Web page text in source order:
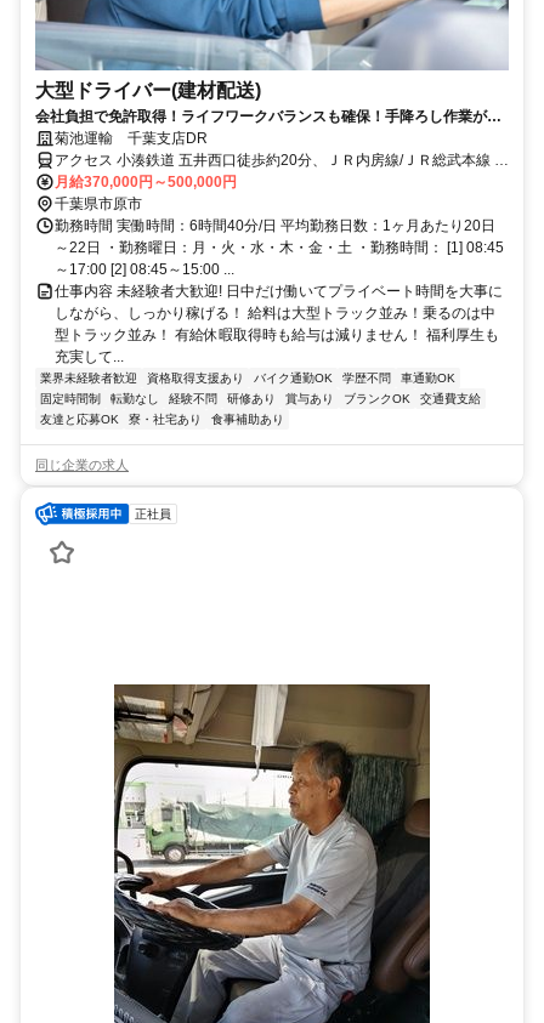
大型ドライバー(建材配送)
会社負担で免許取得！ライフワークバランスも確保！手降ろし作業がな
いのでシニアも活躍中です！
菊池運輸 千葉支店DR
アクセス 小湊鉄道 五井西口徒歩約20分、ＪＲ内房線/ＪＲ総武本線 五
井西口徒歩約20分、連絡バス 五井西口徒歩約20分 五井駅より車で10
分
月給370,000円～500,000円
千葉県市原市
勤務時間 実働時間：6時間40分/日 平均勤務日数：1ヶ月あたり20日
～22日 ・勤務曜日：月・火・水・木・金・土 ・勤務時間： [1] 08:45
～17:00 [2] 08:45～15:00 ...
仕事内容 未経験者大歓迎! 日中だけ働いてプライベート時間を大事に
しながら、しっかり稼げる！ 給料は大型トラック並み！乗るのは中
型トラック並み！ 有給休暇取得時も給与は減りません！ 福利厚生も
充実して...
業界未経験者歓迎 資格取得支援あり バイク通勤OK 学歴不問
車通勤OK
固定時間制
転勤なし 経験不問 研修あり 賞与あり ブランクOK
交通費支給
友達と応募OK
寮・社宅あり 食事補助あり
同じ企業の求人
正社員